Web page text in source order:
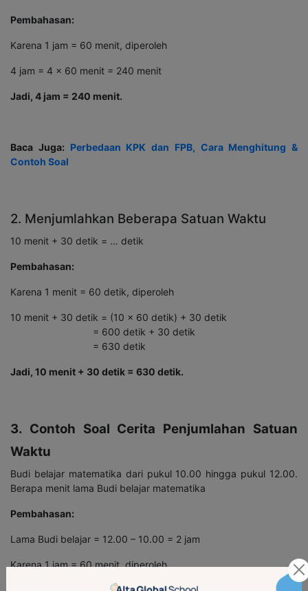
Pembahasan:
Karena 1 jam = 60 menit, diperoleh
4 jam = 4 x 60 menit = 240 menit
Jadi, 4 jam = 240 menit.
Baca Juga: Perbedaan KPK dan FPB, Cara Menghitung &
Contoh Soal
2. Menjumlahkan Beberapa Satuan Waktu
10 menit + 30 detik = … detik
Pembahasan:
Karena 1 menit = 60 detik, diperoleh
10 menit + 30 detik = (10 x 60 detik) + 30 detik
= 600 detik + 30 detik
= 630 detik
Jadi, 10 menit + 30 detik = 630 detik.
3. Contoh Soal Cerita Penjumlahan Satuan
Waktu
Budi belajar matematika dari pukul 10.00 hingga pukul 12.00.
Berapa menit lama Budi belajar matematika
Pembahasan:
Lama Budi belajar = 12.00 – 10.00 = 2 jam
Karena 1 jam = 60 menit, diperoleh